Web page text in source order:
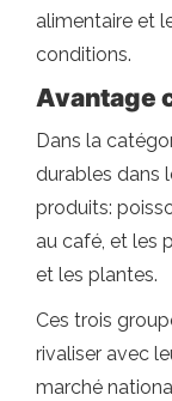
alimentaire et
conditions.
Avantage
Dans la
durables dans
produits:
au café, et les
et les plantes.
Ces trois
rivaliser avec
marché